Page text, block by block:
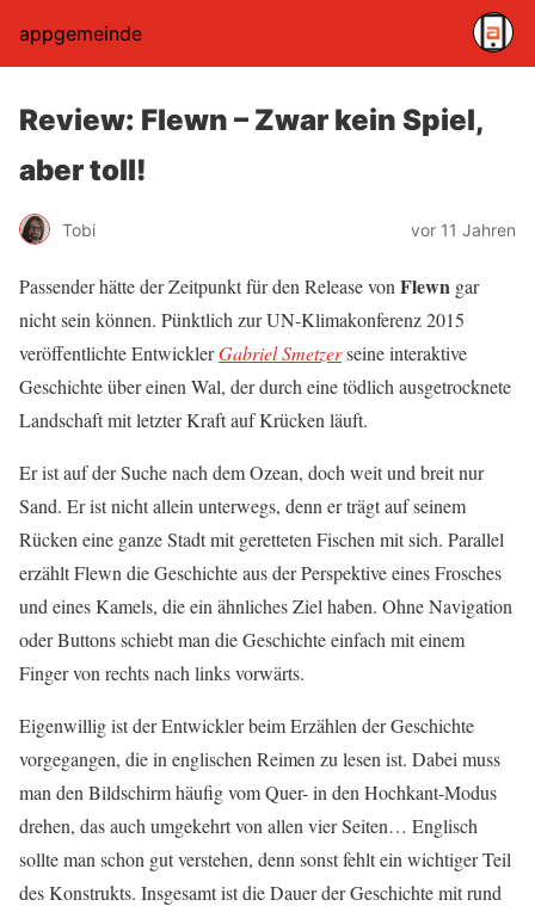
appgemeinde
Review: Flewn – Zwar kein Spiel,
aber toll!
Tobi vor 11 Jahren
Passender hätte der Zeitpunkt für den Release von Flewn gar
nicht sein können. Pünktlich zur UN-Klimakonferenz 2015
veröffentlichte EntwicklerGabriel Smetzerseine interaktive
Geschichte über einen Wal, der durch eine tödlich ausgetrocknete
Landschaft mit letzter Kraft auf Krücken läuft.
Er ist auf der Suche nach dem Ozean, doch weit und breit nur
Sand. Er ist nicht allein unterwegs, denn er trägt auf seinem
Rücken eine ganze Stadt mit geretteten Fischen mit sich. Parallel
erzählt Flewn die Geschichte aus der Perspektive eines Frosches
und eines Kamels, die ein ähnliches Ziel haben. Ohne Navigation
oder Buttons schiebt man die Geschichte einfach mit einem
Finger von rechts nach links vorwärts.
Eigenwillig ist der Entwickler beim Erzählen der Geschichte
vorgegangen, die in englischen Reimen zu lesen ist. Dabei muss
man den Bildschirm häufig vom Quer- in den Hochkant-Modus
drehen, das auch umgekehrt von allen vier Seiten… Englisch
sollte man schon gut verstehen, denn sonst fehlt ein wichtiger Teil
des Konstrukts. Insgesamt ist die Dauer der Geschichte mit rund